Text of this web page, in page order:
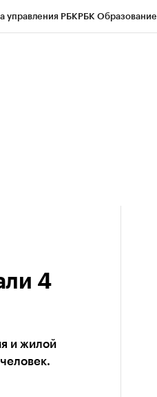
управления РБКРБК Образование
4
и жилой